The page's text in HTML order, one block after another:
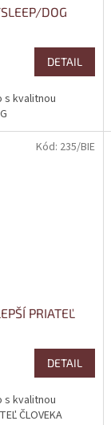
DOG
DETAIL
s kvalitnou
PRIATEĽ
DETAIL
s kvalitnou
ČLOVEKA
Kód: 235/BIE